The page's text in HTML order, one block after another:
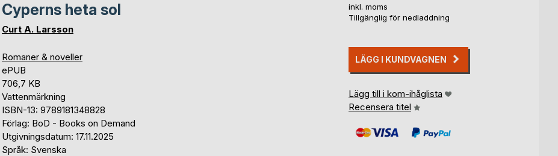
Cyperns heta sol
Curt A. Larsson
Romaner & noveller
ePUB
706,7 KB
Vattenmärkning
ISBN-13: 9789181348828
Förlag: BoD - Books on Demand
Utgivningsdatum: 17.11.2025
Språk: Svenska
inkl. moms
Tillgänglig för nedladdning
LÄGG I KUNDVAGNEN
Lägg till i kom-ihåglista
Recensera titel